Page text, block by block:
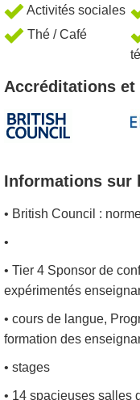
Activités sociales
Thé / Café
Accréditations
Informations sur
• British Council :
•
• Tier 4 Sponsor de
expérimentés
• cours de langue,
formation des
• stages
• 14 spacieuses salles